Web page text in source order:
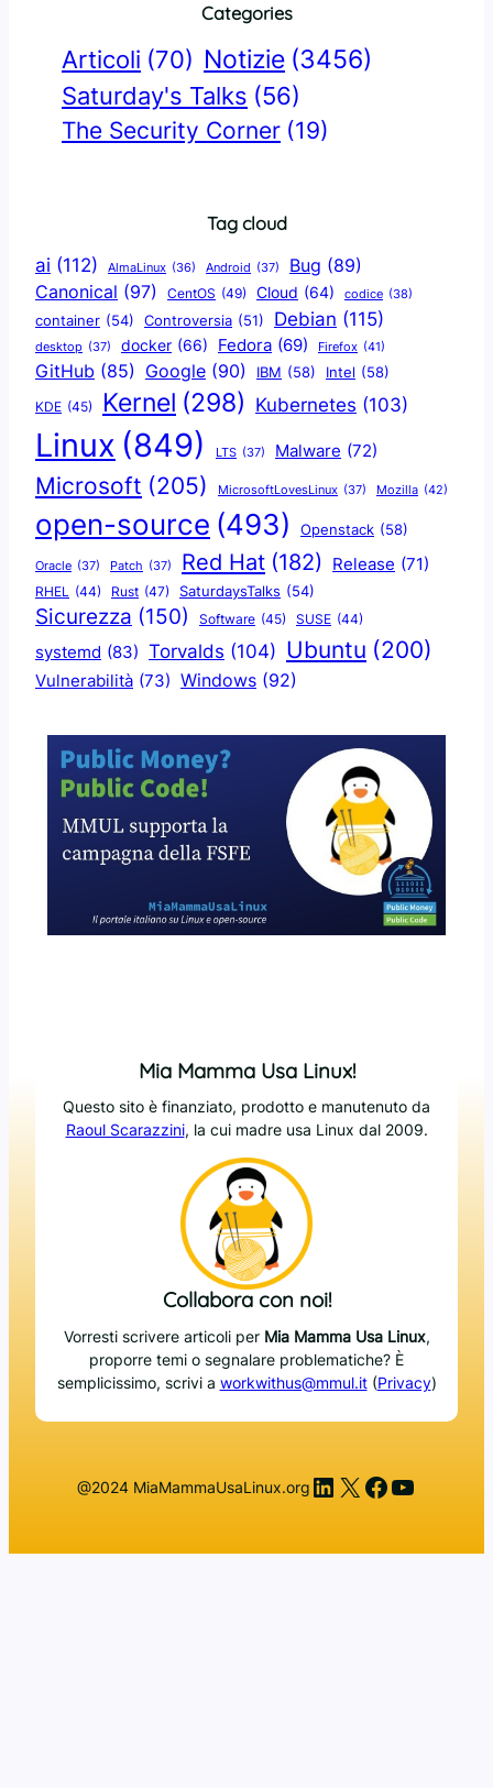
Categories
Articoli (70) Notizie (3456)
Saturday's Talks (56)
The Security Corner (19)
Tag cloud
ai (112) AlmaLinux (36) Android (37) Bug (89)
Canonical (97) CentOS (49) Cloud (64) codice (38)
container (54) Controversia (51) Debian (115)
desktop (37) docker (66) Fedora (69) Firefox (41)
GitHub (85) Google (90) IBM (58) Intel (58)
KDE (45) Kernel (298) Kubernetes (103)
Linux (849) LTS (37) Malware (72)
Microsoft (205) MicrosoftLovesLinux (37) Mozilla (42)
open-source (493) Openstack (58)
Oracle (37) Patch (37) Red Hat (182) Release (71)
RHEL (44) Rust (47) SaturdaysTalks (54)
Sicurezza (150) Software (45) SUSE (44)
systemd (83) Torvalds (104) Ubuntu (200)
Vulnerabilità (73) Windows (92)
Mia Mamma Usa Linux!
Questo sito è finanziato, prodotto e manutenuto da
Raoul Scarazzini, la cui madre usa Linux dal 2009.
Collabora con noi!
Vorresti scrivere articoli per Mia Mamma Usa Linux,
proporre temi o segnalare problematiche? È
semplicissimo, scrivi a workwithus@mmul.it(Privacy)
@2024 MiaMammaUsaLinux.org LinkedIn
X Facebook